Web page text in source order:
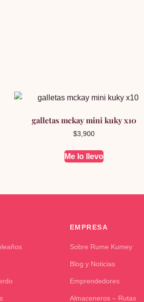
galletas mckay mini kuky x10
$3,900
Me lo llevo
EMPRESA
Sobre Rume Kumey
Blog y Noticias
Emprendedores
Almaceneros – Rutas